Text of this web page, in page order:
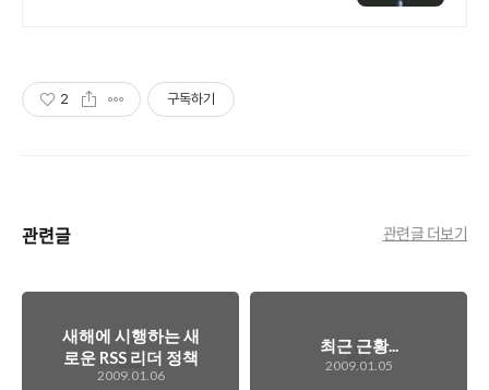
2 구독하기
관련글 관련글 더보기
새해에 시행하는 새
로운 RSS 리더 정책
과 블로그 이미지 정
2009.01.06
최근 근황...
2009.01.05